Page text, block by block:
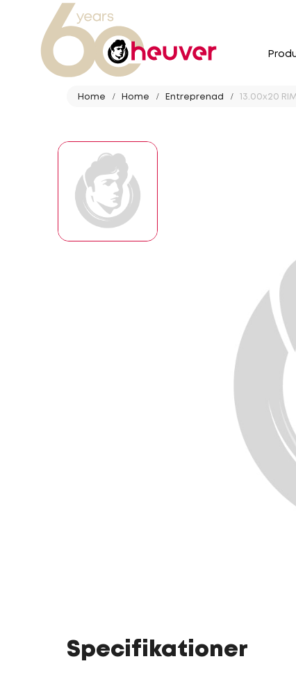
Home Home Entreprenad 13.00x20
Specifikationer